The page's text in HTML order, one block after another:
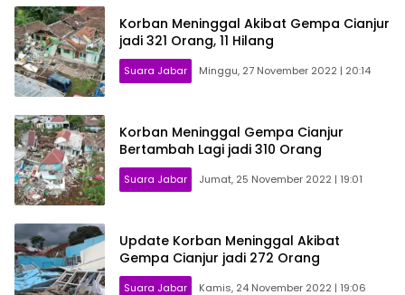
Korban Meninggal Akibat Gempa Cianjur
jadi 321 Orang, 11 Hilang
Suara Jabar Minggu, 27 November 2022 | 20:14
Korban Meninggal Gempa Cianjur
Bertambah Lagi jadi 310 Orang
Suara Jabar Jumat, 25 November 2022 | 19:01
Update Korban Meninggal Akibat
Gempa Cianjur jadi 272 Orang
Suara Jabar Kamis, 24 November 2022 | 19:06